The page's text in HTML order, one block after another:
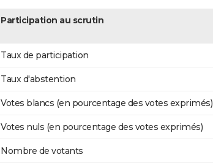
Participation au scrutin
Taux de participation
Taux d'abstention
Votes blancs (en pourcentage des votes exprimés)
Votes nuls (en pourcentage des votes exprimés)
Nombre de votants